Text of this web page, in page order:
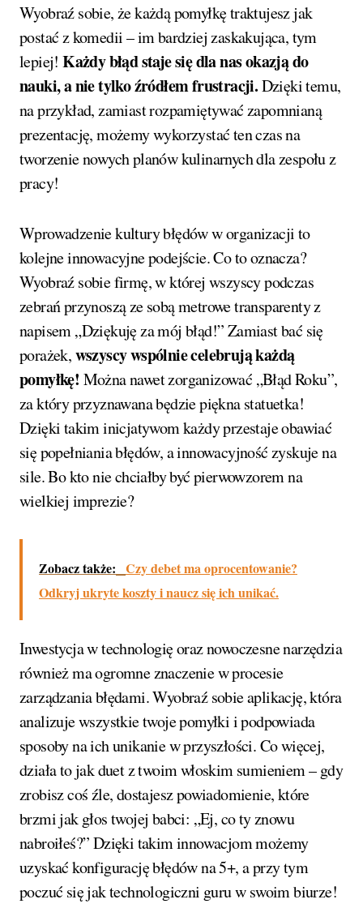
Wyobraź sobie, że każdą pomyłkę traktujesz jak
postać z komedii – im bardziej zaskakująca, tym
lepiej!Każdy błąd staje się dla nas okazją do
nauki, a nie tylko źródłem frustracji.Dzięki temu,
na przykład, zamiast rozpamiętywać zapomnianą
prezentację, możemy wykorzystać ten czas na
tworzenie nowych planów kulinarnych dla zespołu z
pracy!
Wprowadzenie kultury błędów w organizacji to
kolejne innowacyjne podejście. Co to oznacza?
Wyobraź sobie firmę, w której wszyscy podczas
zebrań przynoszą ze sobą metrowe transparenty z
napisem „Dziękuję za mój błąd!” Zamiast bać się
porażek,wszyscy wspólnie celebrują każdą
pomyłkę! Można nawet zorganizować „Błąd Roku”,
za który przyznawana będzie piękna statuetka!
Dzięki takim inicjatywom każdy przestaje obawiać
się popełniania błędów, a innowacyjność zyskuje na
sile. Bo kto nie chciałby być pierwowzorem na
wielkiej imprezie?
Zobacz także: Czy debet ma oprocentowanie?
Odkryj ukryte koszty i naucz się ich unikać.
Inwestycja w technologię oraz nowoczesne narzędzia
również ma ogromne znaczenie w procesie
zarządzania błędami. Wyobraź sobie aplikację, która
analizuje wszystkie twoje pomyłki i podpowiada
sposoby na ich unikanie w przyszłości. Co więcej,
działa to jak duet z twoim włoskim sumieniem – gdy
zrobisz coś źle, dostajesz powiadomienie, które
brzmi jak głos twojej babci: „Ej, co ty znowu
nabroiłeś?” Dzięki takim innowacjom możemy
uzyskać konfigurację błędów na 5+, a przy tym
poczuć się jak technologiczni guru w swoim biurze!